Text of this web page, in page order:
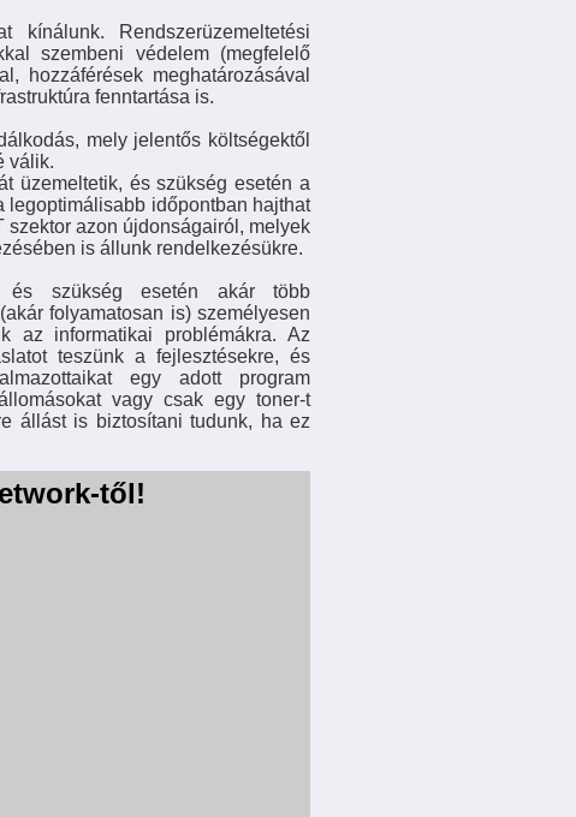
kínálunk. Rendszerüzemeltetési
szembeni védelem (megfelelő
hozzáférések meghatározásával
fenntartása is.
mely jelentős költségektől
válik.
üzemeltetik, és szükség esetén a
legoptimálisabb időpontban hajthat
szektor azon újdonságairól, melyek
is állunk rendelkezésükre.
és szükség esetén akár több
folyamatosan is) személyesen
az informatikai problémákra. Az
teszünk a fejlesztésekre, és
egy adott program
vagy csak egy toner-t
állást is biztosítani tudunk, ha ez
től!